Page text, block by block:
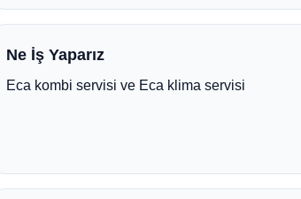
Ne İş Yaparız
Eca kombi servisi ve Eca klima servisi